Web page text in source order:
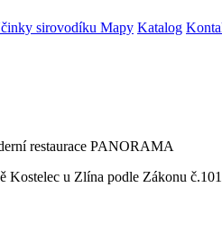
sirovodíku Mapy Katalog
restaurace PANORAMA
Kostelec u Zlína podle Zákonu